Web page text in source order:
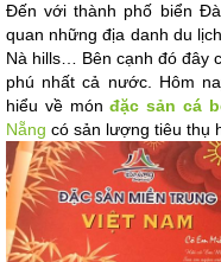
Đến với thành phố biển
quan những địa danh du
Nà hills… Bên cạnh đó đây
phú nhất cả nước. Hôm
hiểu về món đặc sản cá
Nẵng có sản lượng tiêu thụ